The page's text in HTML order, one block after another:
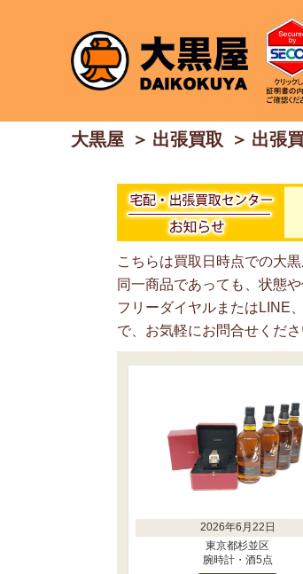
大黒屋 出張買取 出張
こちらは買取日時点での大
同一商品であっても、状態
フリーダイヤルまたはLINE
で、お気軽にお問合せくださ
2026年6月22日
東京都杉並区
腕時計・酒5点